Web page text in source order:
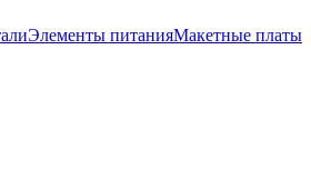
Элементы питанияМакетные платы